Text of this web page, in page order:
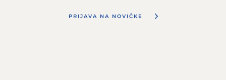
PRIJAVA NA NOVIČKE